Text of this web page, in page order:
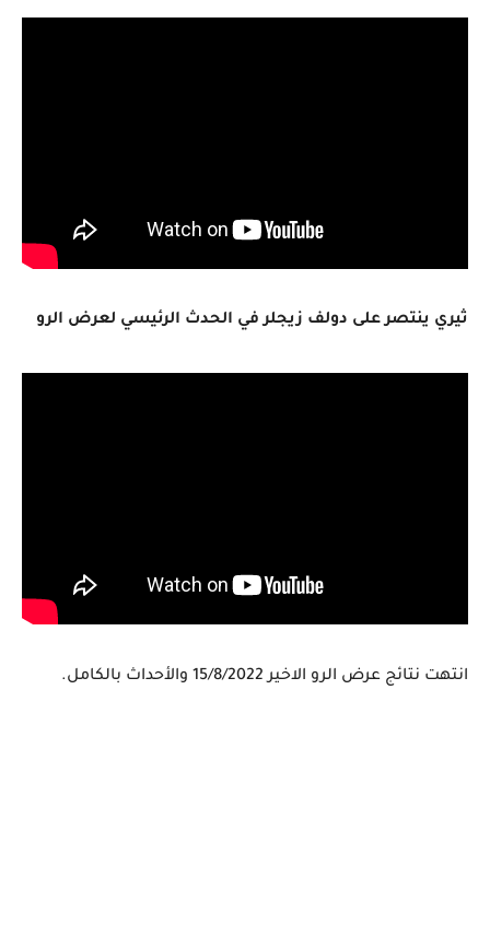
ثيري ينتصر على دولف زيجلر في الحدث الرئيسي لعرض الرو
انتهت نتائج عرض الرو الاخير 15/8/2022 والأحداث بالكامل.